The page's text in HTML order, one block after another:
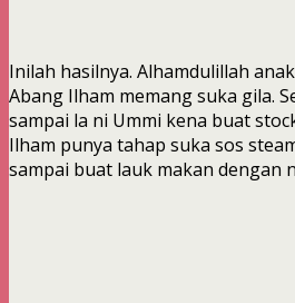
Inilah hasilnya. Alhamdulillah
Abang Ilham memang suka gila.
sampai la ni Ummi kena buat
Ilham punya tahap suka sos
sampai buat lauk makan dengan